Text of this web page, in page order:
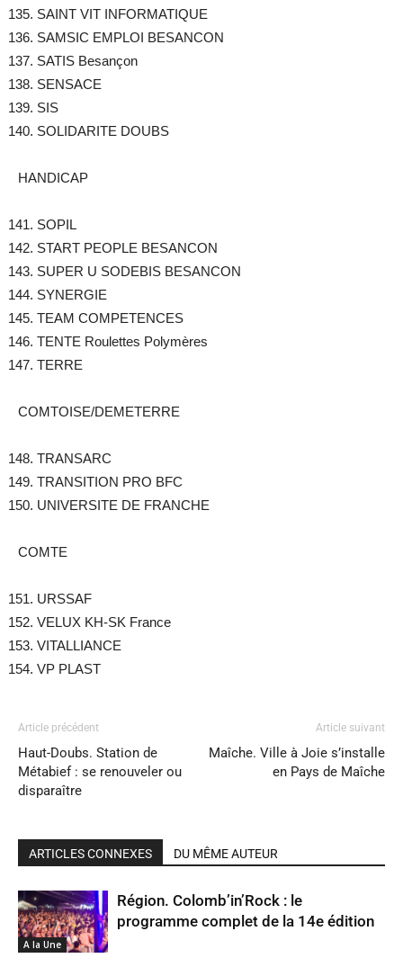
SAINT VIT INFORMATIQUE
SAMSIC EMPLOI BESANCON
SATIS Besançon
SENSACE
SIS
SOLIDARITE DOUBS
HANDICAP
SOPIL
START PEOPLE BESANCON
SUPER U SODEBIS BESANCON
SYNERGIE
TEAM COMPETENCES
TENTE Roulettes Polymères
TERRE
COMTOISE/DEMETERRE
TRANSARC
TRANSITION PRO BFC
UNIVERSITE DE FRANCHE
COMTE
URSSAF
VELUX KH-SK France
VITALLIANCE
VP PLAST
Article précédent
Haut-Doubs. Station de
Métabief : se renouveler ou
disparaître
Article suivant
Maîche. Ville à Joie s’installe
en Pays de Maîche
ARTICLES CONNEXES DU MÊME AUTEUR
A la Une
Région. Colomb’in’Rock : le
programme complet de la 14e édition